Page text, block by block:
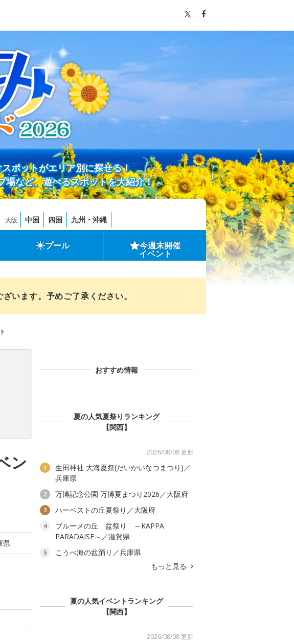
ポットがエリア別に探せる！
場など、遊べるスポットを大紹介！
大阪 中国 四国 九州・沖縄
プール 今週末開催
イベント
います。予めご了承ください。
ン
県
おすすめ情報
夏の人気夏祭りランキング
【関西】
2026/08/08 更新
1
生田神社 大海夏祭(だいかいなつまつり)／
兵庫県
2 万博記念公園 万博夏まつり2026／大阪府
3 ハーベストの丘夏祭り／大阪府
4
ブルーメの丘 盆祭り ～KAPPA
PARADAISE～／滋賀県
5
こうべ海の盆踊り／兵庫県
もっと見る
夏の人気イベントランキング
【関西】
2026/08/08 更新